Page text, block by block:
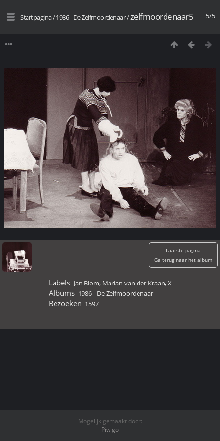
5/5
Startpagina/1986 - De Zelfmoordenaar/zelfmoordenaar5
Laatste pagina
Ga terug naar het album
Labels Jan Blom, Marian van der Kraan,X
Albums 1986 - De Zelfmoordenaar
Bezoeken 1597
Mogelijk gemaakt door:
Piwigo